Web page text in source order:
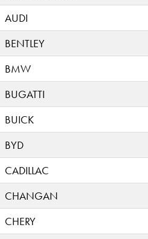
AUDI
BENTLEY
BMW
BUGATTI
BUICK
BYD
CADILLAC
CHANGAN
CHERY